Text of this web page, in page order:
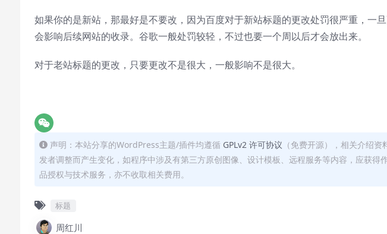
如果你的是新站，那最好是不要改，因为百度对于新站标题的更改处罚很严重，一
会影响后续网站的收录。谷歌一般处罚较轻，不过也要一个周以后才会放出来。
对于老站标题的更改，只要更改不是很大，一般影响不是很大。
声明：本站分享的WordPress主题/插件均遵循 GPLv2 许可协议 （免费开源），相关介绍
发者调整而产生变化，如程序中涉及有第三方原创图像、设计模板、远程服务等内容，应获
品授权与技术服务，亦不收取相关费用。
标题
周红川